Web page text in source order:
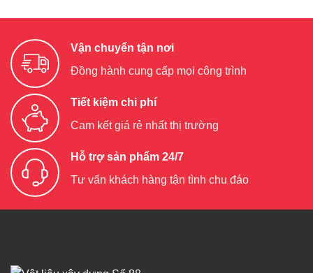
Vận chuyển tận nơi
Đồng hành cung cấp mọi công trình
Tiết kiệm chi phí
Cam kết giá rẻ nhất thị trường
Hỗ trợ sản phẩm 24/7
Tư vấn khách hàng tận tình chu đáo